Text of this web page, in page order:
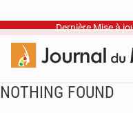
Dernière Mise à
NOTHING FOUND